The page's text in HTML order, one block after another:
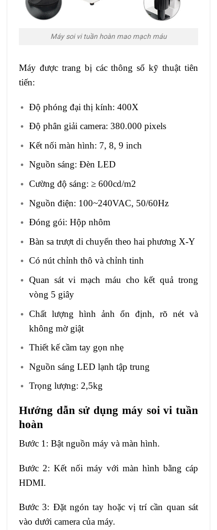
Máy soi vi tuần hoàn mao mạch máu
Máy được trang bị các thông số kỹ thuật tiên
tiến:
Độ phóng đại thị kính: 400X
Độ phân giải camera: 380.000 pixels
Kết nối màn hình: 7, 8, 9 inch
Nguồn sáng: Đèn LED
Cường độ sáng: ≥ 600cd/m2
Nguồn điện: 100~240VAC, 50/60Hz
Đóng gói: Hộp nhôm
Bàn sa trượt di chuyển theo hai phương X-Y
Có nút chỉnh thô và chỉnh tinh
Quan sát vi mạch máu cho kết quả trong
vòng 5 giây
Chất lượng hình ảnh ổn định, rõ nét và
không mờ giật
Thiết kế cầm tay gọn nhẹ
Nguồn sáng LED lạnh tập trung
Trọng lượng: 2,5kg
Hướng dẫn sử dụng máy soi vi tuần
hoàn
Bước 1: Bật nguồn máy và màn hình.
Bước 2: Kết nối máy với màn hình bằng cáp
HDMI.
Bước 3: Đặt ngón tay hoặc vị trí cần quan sát
vào dưới camera của máy.